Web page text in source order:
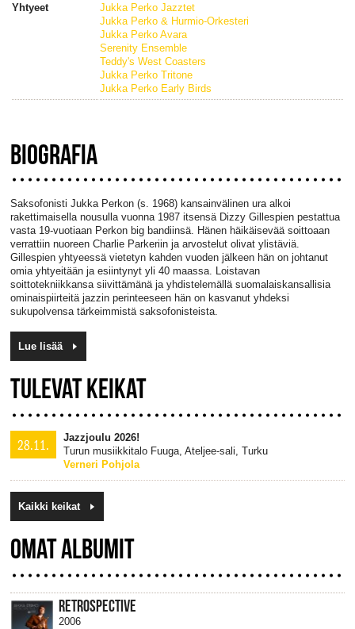
Yhtyeet
Jukka Perko Jazztet
Jukka Perko & Hurmio-Orkesteri
Jukka Perko Avara
Serenity Ensemble
Teddy's West Coasters
Jukka Perko Tritone
Jukka Perko Early Birds
BIOGRAFIA
Saksofonisti Jukka Perkon (s. 1968) kansainvälinen ura alkoi
rakettimaisella nousulla vuonna 1987 itsensä Dizzy Gillespien pestattua
vasta 19-vuotiaan Perkon big bandiinsä. Hänen häikäisevää soittoaan
verrattiin nuoreen Charlie Parkeriin ja arvostelut olivat ylistäviä.
Gillespien yhtyeessä vietetyn kahden vuoden jälkeen hän on johtanut
omia yhtyeitään ja esiintynyt yli 40 maassa. Loistavan
soittotekniikkansa siivittämänä ja yhdistelemällä suomalaiskansallisia
ominaispiirteitä jazzin perinteeseen hän on kasvanut yhdeksi
sukupolvensa tärkeimmistä saksofonisteista.
Lue lisää
TULEVAT KEIKAT
28.11.
Jazzjoulu 2026!
Turun musiikkitalo Fuuga, Ateljee-sali, Turku
Verneri Pohjola
Kaikki keikat
OMAT ALBUMIT
RETROSPECTIVE
2006